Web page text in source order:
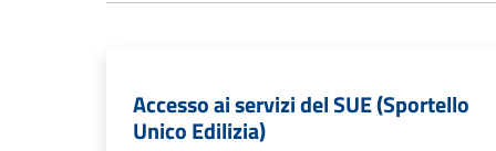
Accesso ai servizi del SUE (Sportello
Unico Edilizia)